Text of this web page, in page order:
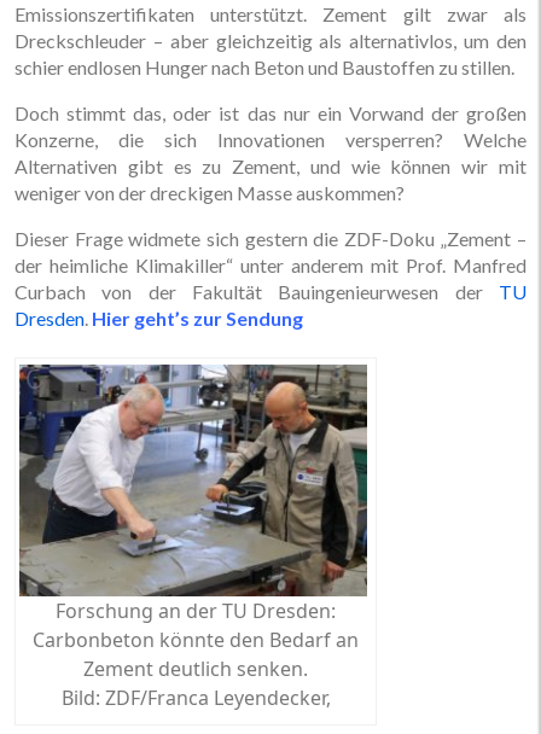
Emissionszertifikaten unterstützt. Zement gilt zwar als
Dreckschleuder – aber gleichzeitig als alternativlos, um den
schier endlosen Hunger nach Beton und Baustoffen zu stillen.
Doch stimmt das, oder ist das nur ein Vorwand der großen
Konzerne, die sich Innovationen versperren? Welche
Alternativen gibt es zu Zement, und wie können wir mit
weniger von der dreckigen Masse auskommen?
Dieser Frage widmete sich gestern die ZDF-Doku „Zement –
der heimliche Klimakiller“ unter anderem mit Prof. Manfred
Curbach von der Fakultät Bauingenieurwesen der TU
Dresden. Hier geht’s zur Sendung
Forschung an der TU Dresden:
Carbonbeton könnte den Bedarf an
Zement deutlich senken.
Bild: ZDF/Franca Leyendecker,